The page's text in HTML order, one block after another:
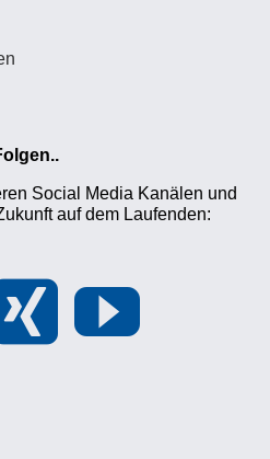
Social Media Kanälen und
auf dem Laufenden: